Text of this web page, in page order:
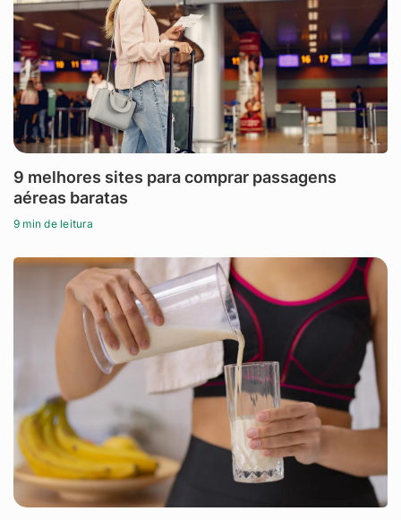
9 melhores sites para comprar passagens
aéreas baratas
9 min de leitura